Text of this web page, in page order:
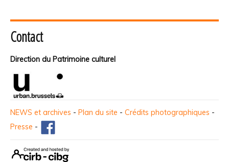
Contact
Direction du Patrimoine culturel
NEWS et archives - Plan du site - Crédits photographiques -
Presse -